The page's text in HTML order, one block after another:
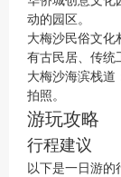
动的园区。
大梅沙民俗文化
有古民居、传统
大梅沙海滨栈道
拍照。
游玩攻略
行程建议
以下是一日游的